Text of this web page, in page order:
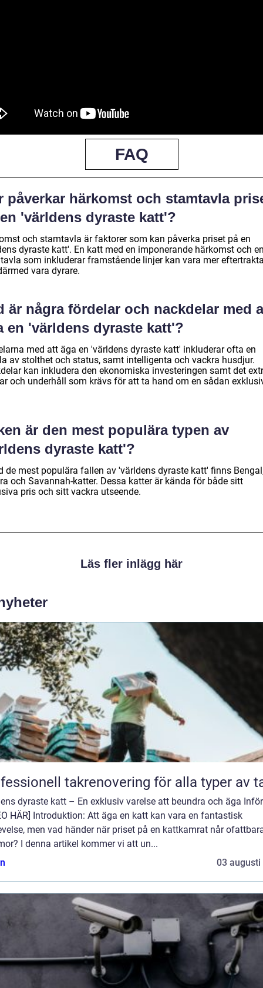
FAQ
påverkar härkomst och stamtavla
'världens dyraste katt'?
och stamtavla är faktorer som kan påverka priset på en
dyraste katt'. En katt med en imponerande härkomst och
som inkluderar framstående linjer kan vara mer
vara dyrare.
är några fördelar och nackdelar med
en 'världens dyraste katt'?
med att äga en 'världens dyraste katt' inkluderar ofta en
av stolthet och status, samt intelligenta och vackra husdjur.
kan inkludera den ekonomiska investeringen samt det
och underhåll som krävs för att ta hand om en sådan
är den mest populära typen av
dyraste katt'?
de mest populära fallen av 'världens dyraste katt' finns
och Savannah-katter. Dessa katter är kända för både sitt
pris och sitt vackra utseende.
Läs fler inlägg här
takrenovering för alla typer av
dyraste katt – En exklusiv varelse att beundra och äga Inför
HÄR] Introduktion: Att äga en katt kan vara en fantastisk
men vad händer när priset på en kattkamrat når
I denna artikel kommer vi att un...
03 augusti